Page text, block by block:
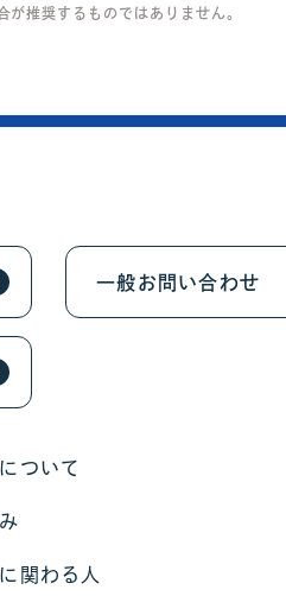
推奨するものではありません。
一般お問い合わせ
ついて
関わる人